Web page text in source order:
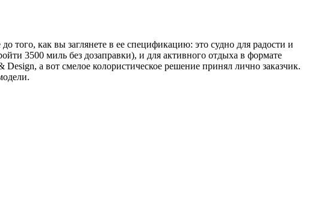
того, как вы заглянете в ее спецификацию: это судно для радости и
3500 миль без дозаправки), и для активного отдыха в формате
а вот смелое колористическое решение принял лично заказчик.